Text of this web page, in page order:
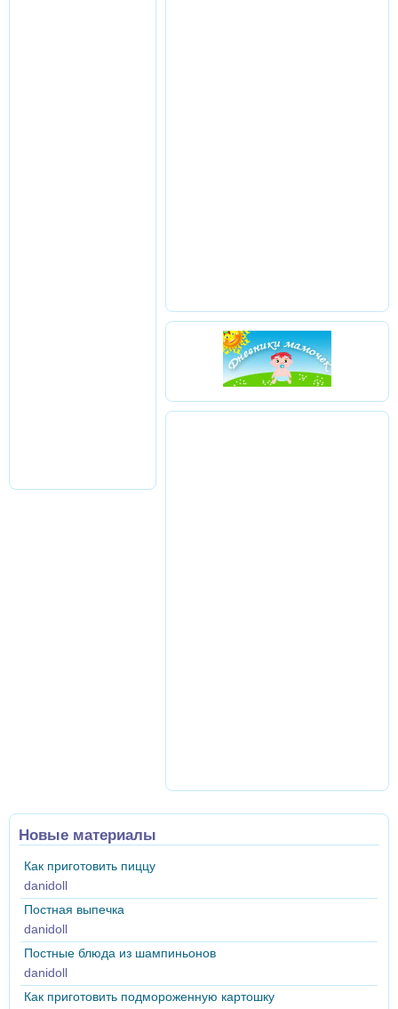
Новые материалы
Как приготовить пиццу
danidoll
Постная выпечка
danidoll
Постные блюда из шампиньонов
danidoll
Как приготовить подмороженную картошку